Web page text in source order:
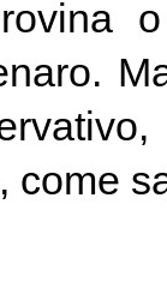
come